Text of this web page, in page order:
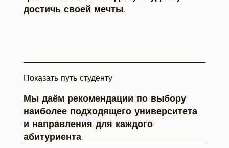
достичь своей мечты.
Показать путь студенту
Мы даём рекомендации по выбору
наиболее подходящего университета
и направления для каждого
абитуриента.